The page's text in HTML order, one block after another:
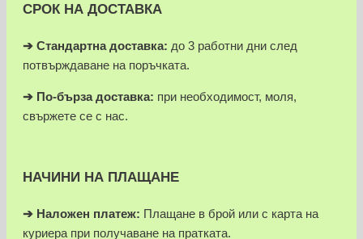
СРОК НА ДОСТАВКА
➔ Стандартна доставка: до 3 работни дни след
потвърждаване на поръчката.
➔ По-бърза доставка: при необходимост, моля,
свържете се с нас.
НАЧИНИ НА ПЛАЩАНЕ
➔ Наложен платеж: Плащане в брой или с карта на
куриера при получаване на пратката.